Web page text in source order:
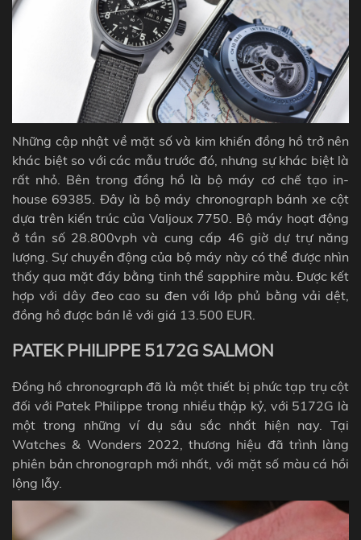
Những cập nhật về mặt số và kim khiến đồng hồ trở nên
khác biệt so với các mẫu trước đó, nhưng sự khác biệt là
rất nhỏ. Bên trong đồng hồ là bộ máy cơ chế tạo in-
house 69385. Đây là bộ máy chronograph bánh xe cột
dựa trên kiến ​​trúc của Valjoux 7750. Bộ máy hoạt động
ở tần số 28.800vph và cung cấp 46 giờ dự trự năng
lượng. Sự chuyển động của bộ máy này có thể được nhìn
thấy qua mặt đáy bằng tinh thể sapphire màu. Được kết
hợp với dây đeo cao su đen với lớp phủ bằng vải dệt,
đồng hồ được bán lẻ với giá 13.500 EUR.
PATEK PHILIPPE 5172G SALMON
Đồng hồ chronograph đã là một thiết bị phức tạp trụ cột
đối với Patek Philippe trong nhiều thập kỷ, với 5172G là
một trong những ví dụ sâu sắc nhất hiện nay. Tại
Watches & Wonders 2022, thương hiệu đã trình làng
phiên bảnchronograph mới nhất, với mặt số màu cá hồi
lộng lẫy.